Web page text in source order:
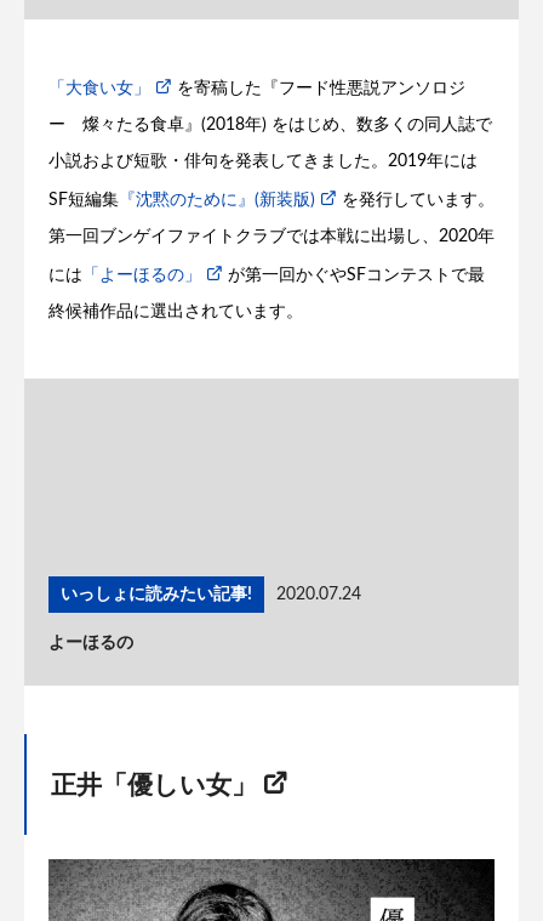
「大食い女」 を寄稿した『フード性悪説アンソロジ
ー 燦々たる食卓』(2018年) をはじめ、数多くの同人誌で
小説および短歌・俳句を発表してきました。2019年には
SF短編集 『沈黙のために』(新装版) を発行しています。
第一回ブンゲイファイトクラブでは本戦に出場し、2020年
には 「よーほるの」 が第一回かぐやSFコンテストで最
終候補作品に選出されています。
いっしょに読みたい記事! 2020.07.24
よーほるの
正井「優しい女」